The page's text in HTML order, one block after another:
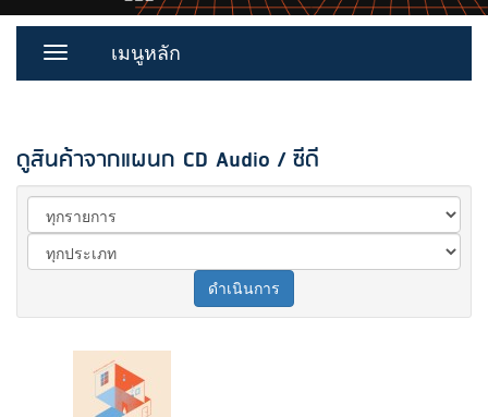
Toggle
เมนูหลัก
ดูสินค้าจากแผนก CD Audio / ซีดี
ดำเนินการ